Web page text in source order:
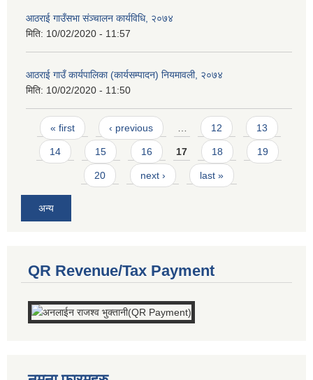
आठराई गाउँसभा संञ्चालन कार्यविधि, २०७४
मिति: 10/02/2020 - 11:57
आठराई गाउँ कार्यपालिका (कार्यसम्पादन) नियमावली, २०७४
मिति: 10/02/2020 - 11:50
Pages
« first ‹ previous … 12 13
14 15 16 17 18 19
20 next › last »
अन्य
QR Revenue/Tax Payment